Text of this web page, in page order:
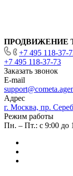
ПРОДВИЖЕНИЕ
+7 495 118-37-
+7 495 118-37-73
Заказать звонок
E-mail
Адрес
г. Москва, пр.
Режим работы
Пн. – Пт.: с 9:00 до